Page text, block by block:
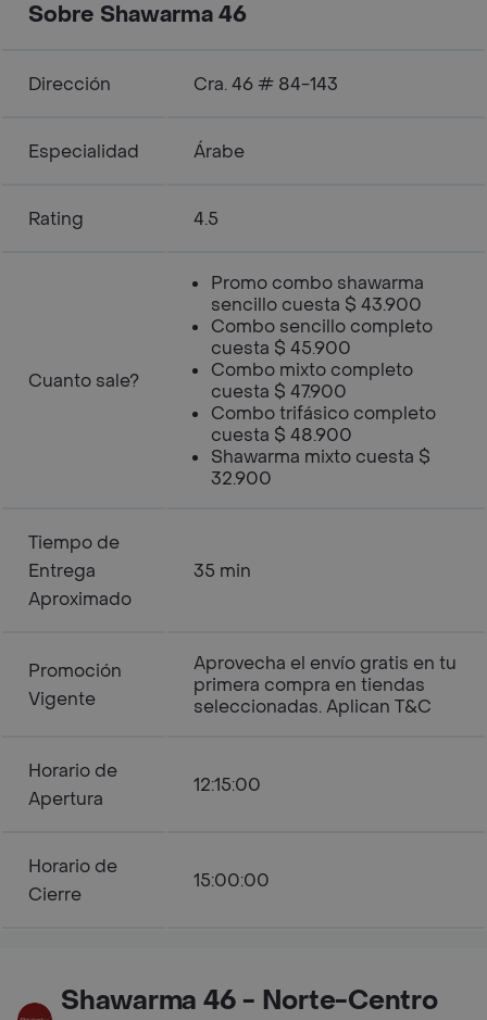
Sobre Shawarma 46
Dirección Cra. 46 # 84-143
Especialidad Árabe
Rating 4.5
Cuanto sale?
Promo combo shawarma
sencillo cuesta $ 43.900
Combo sencillo completo
cuesta $ 45.900
Combo mixto completo
cuesta $ 47.900
Combo trifásico completo
cuesta $ 48.900
Shawarma mixto cuesta $
32.900
Tiempo de
Entrega
Aproximado
35 min
Promoción
Vigente
Aprovecha el envío gratis en tu
primera compra en tiendas
seleccionadas. Aplican T&C
Horario de
Apertura
12:15:00
Horario de
Cierre
15:00:00
Shawarma 46 - Norte-Centro